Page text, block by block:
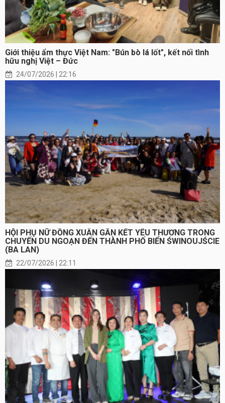
Giới thiệu ẩm thực Việt Nam: "Bún bò lá lốt", kết nối tình
hữu nghị Việt – Đức
24/07/2026 | 22:16
HỘI PHỤ NỮ ĐỒNG XUÂN GẮN KẾT YÊU THƯƠNG TRONG
CHUYẾN DU NGOẠN ĐẾN THÀNH PHỐ BIỂN ŚWINOUJŚCIE
(BA LAN)
22/07/2026 | 22:11